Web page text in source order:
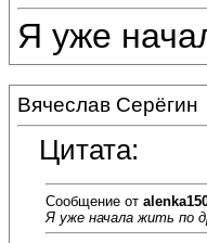
Я уже
Вячеслав Серёгин
Цитата:
Сообщение от
Я уже начала жить по